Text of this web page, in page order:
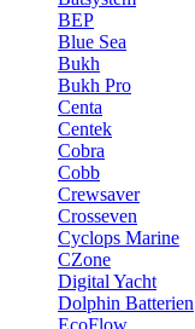
BEP
Blue Sea
Bukh
Bukh Pro
Centa
Centek
Cobra
Cobb
Crewsaver
Crosseven
Cyclops Marine
CZone
Digital Yacht
Dolphin Batterien
EcoFlow